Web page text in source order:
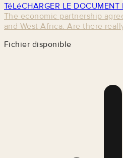
TéLéCHARGER LE DOCUMENT
The economic partnership
and West Africa: Are there
Fichier disponible